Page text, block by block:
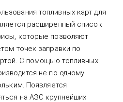
топливных карт для
расширенный список
которые позволяют
точек заправки по
С помощью топливных
не по одному
Появляется
на АЗС крупнейших